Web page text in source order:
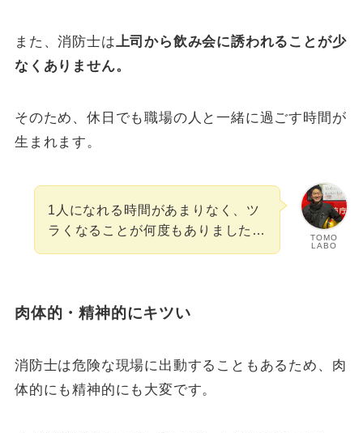
また、消防士は上司から飲み会に誘われることが少
なくありません。
そのため、休日でも職場の人と一緒に過ごす時間が
生まれます。
TOMO
LABO
1人になれる時間があまりなく、ツ
ラくなることが何度もありました…
肉体的・精神的にキツい
消防士は危険な現場に出動することもあるため、肉
体的にも精神的にも大変です。